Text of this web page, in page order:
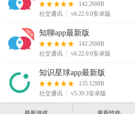
142.26MB
社交通讯
v6.22.0.0安卓版
知聊app最新版
142.26MB
社交通讯
v6.22.0.0安卓版
知识星球app最新版
135.12MB
社交通讯
v5.39.3安卓版